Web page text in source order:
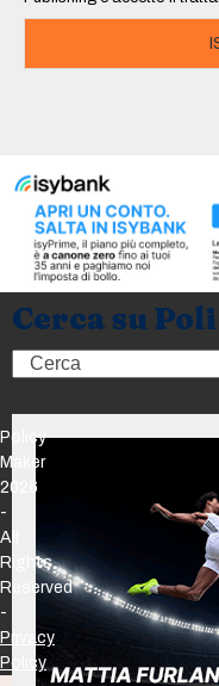
Cerca su
Search
Policy
Maker
2026
-
All
Rights
Reserved
-
Privacy
Policy